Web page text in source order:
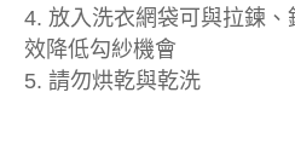
4. 放入洗衣網袋可與拉鍊
效降低勾紗機會
5. 請勿烘乾與乾洗